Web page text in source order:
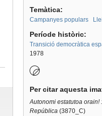
Temàtica:
Campanyes populars
Període històric:
Transició democràtica
1978
Per citar aquesta
Autonomi estatutoa
República(3870_C)